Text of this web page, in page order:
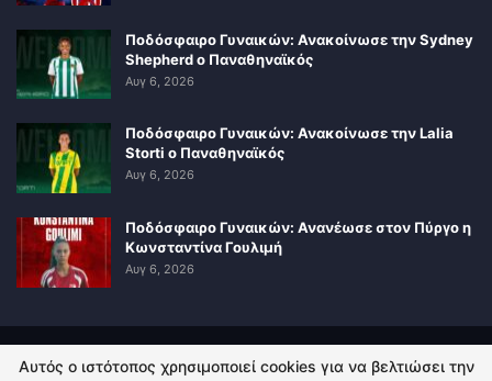
Ποδόσφαιρο Γυναικών: Ανακοίνωσε την Sydney
Shepherd ο Παναθηναϊκός
Αυγ 6, 2026
Ποδόσφαιρο Γυναικών: Ανακοίνωσε την Lalia
Storti ο Παναθηναϊκός
Αυγ 6, 2026
Ποδόσφαιρο Γυναικών: Ανανέωσε στον Πύργο η
Κωνσταντίνα Γουλιμή
Αυγ 6, 2026
ΠΟΛΙΤΙΚΗ ΑΠΟΡΡΗΤΟΥ ΕΠΙΚΟΙΝΩΝΙΑ
Αυτός ο ιστότοπος χρησιμοποιεί cookies για να βελτιώσει την